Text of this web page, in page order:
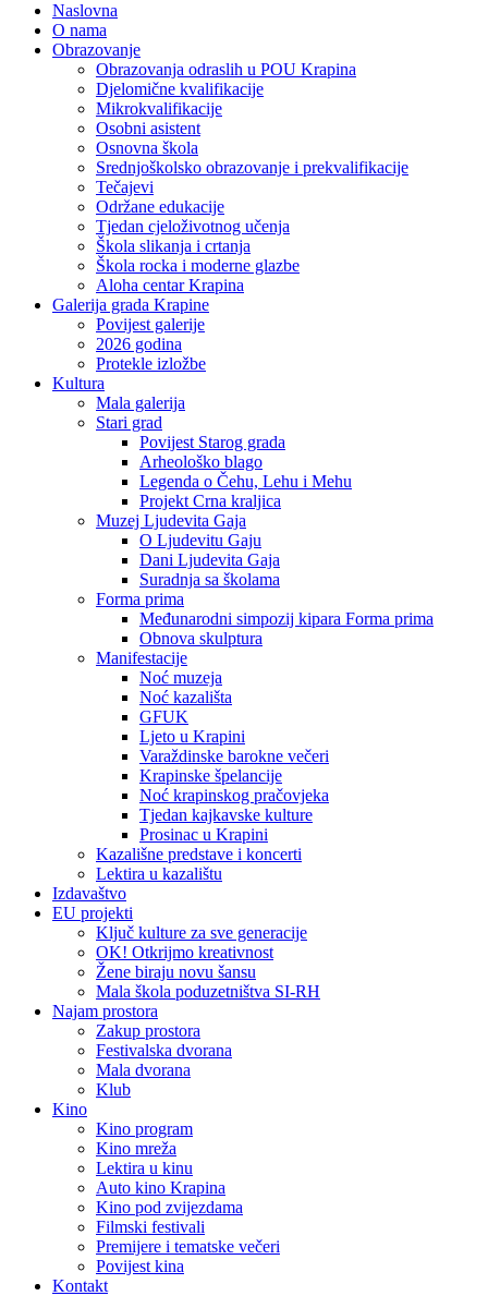
Naslovna
O nama
Obrazovanje
Obrazovanja odraslih u POU Krapina
Djelomične kvalifikacije
Mikrokvalifikacije
Osobni asistent
Osnovna škola
Srednjoškolsko obrazovanje i prekvalifikacije
Tečajevi
Održane edukacije
Tjedan cjeloživotnog učenja
Škola slikanja i crtanja
Škola rocka i moderne glazbe
Aloha centar Krapina
Galerija grada Krapine
Povijest galerije
2026 godina
Protekle izložbe
Kultura
Mala galerija
Stari grad
Povijest Starog grada
Arheološko blago
Legenda o Čehu, Lehu i Mehu
Projekt Crna kraljica
Muzej Ljudevita Gaja
O Ljudevitu Gaju
Dani Ljudevita Gaja
Suradnja sa školama
Forma prima
Međunarodni simpozij kipara Forma prima
Obnova skulptura
Manifestacije
Noć muzeja
Noć kazališta
GFUK
Ljeto u Krapini
Varaždinske barokne večeri
Krapinske špelancije
Noć krapinskog pračovjeka
Tjedan kajkavske kulture
Prosinac u Krapini
Kazališne predstave i koncerti
Lektira u kazalištu
Izdavaštvo
EU projekti
Ključ kulture za sve generacije
OK! Otkrijmo kreativnost
Žene biraju novu šansu
Mala škola poduzetništva SI-RH
Najam prostora
Zakup prostora
Festivalska dvorana
Mala dvorana
Klub
Kino
Kino program
Kino mreža
Lektira u kinu
Auto kino Krapina
Kino pod zvijezdama
Filmski festivali
Premijere i tematske večeri
Povijest kina
Kontakt